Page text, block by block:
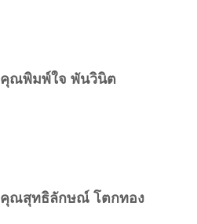
คุณพิมพ์ใจ พันวินิต
คุณสุทธิลักษณ์ โตกทอง